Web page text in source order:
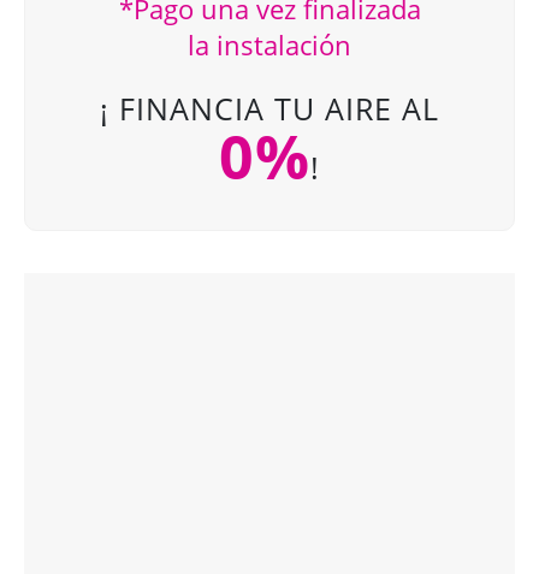
*Pago una vez finalizada
la instalación
¡ FINANCIA TU AIRE AL
0%!